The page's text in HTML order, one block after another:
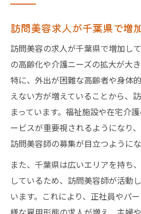
訪問美容求人が千葉県で増
訪問美容の求人が千葉県で増加し
の高齢化や介護ニーズの拡大が大
特に、外出が困難な高齢者や身体
えない方が増えていることから、
まっています。福祉施設や在宅介
ービスが重要視されるようになり
訪問美容師の募集が目立つようにな
また、千葉県は広いエリアを持ち
しているため、訪問美容師が活動
います。これにより、正社員やパ